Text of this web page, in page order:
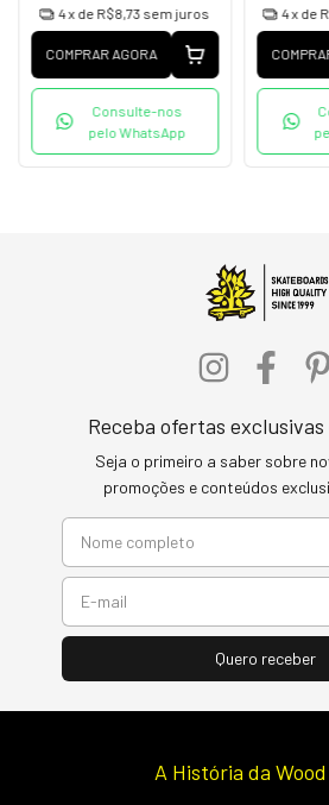
4x de R$8,73 sem juros
COMPRAR AGORA
Consulte-nos
pelo WhatsApp
4x de
Receba ofertas
Seja o primeiro a saber sobre
promoções e conteúdos
A História da